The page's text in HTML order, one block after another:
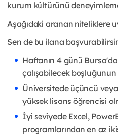
kurum kültürünü
Aşağıdaki aranan niteliklere
Sen de bu ilana
Haftanın 4 günü
çalışabilecek boşluğunun
Üniversitede üçüncü
yüksek lisans öğrencisi
İyi seviyede Excel,
programlarından en az